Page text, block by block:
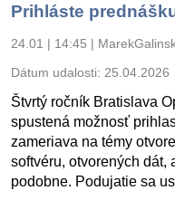
Prihláste
24.01 | 14:45 |
Dátum udalosti: 25.04.2026
Štvrtý ročník Bratislava
spustená možnosť
zameriava na témy
softvéru, otvorených dát,
podobne. Podujatie sa